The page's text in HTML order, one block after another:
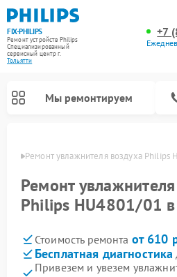
FIX-PHILIPS
Ремонт устройств Philips
Специализированный
cервисный центр г.
Тольятти
+7
Мы ремонтируем
Ремонт увлажнителя воздуха Philips
Ремонт
Philips HU4801/01 в
Стоимость ремонта от 610
Бесплатная диагностика
Привезем и увезем